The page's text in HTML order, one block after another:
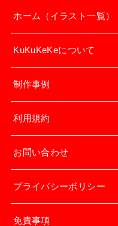
ホーム（イラスト一覧）
KuKuKeKeについて
制作事例
利用規約
お問い合わせ
プライバシーポリシー
免責事項